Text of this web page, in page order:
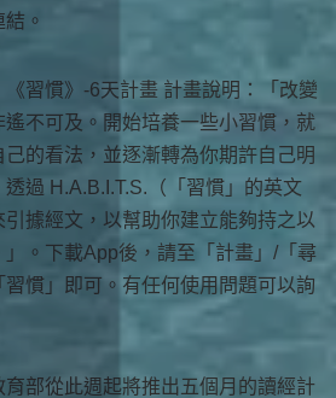
。
習慣》-6天計畫 計畫說明：「改變
不可及。開始培養一些小習慣，就
的看法，並逐漸轉為你期許自己明
過 H.A.B.I.T.S.（「習慣」的英文
據經文，以幫助你建立能夠持之以
。下載App後，請至「計畫」/「尋
慣」即可。有任何使用問題可以詢
育部從此週起將推出五個月的讀經計